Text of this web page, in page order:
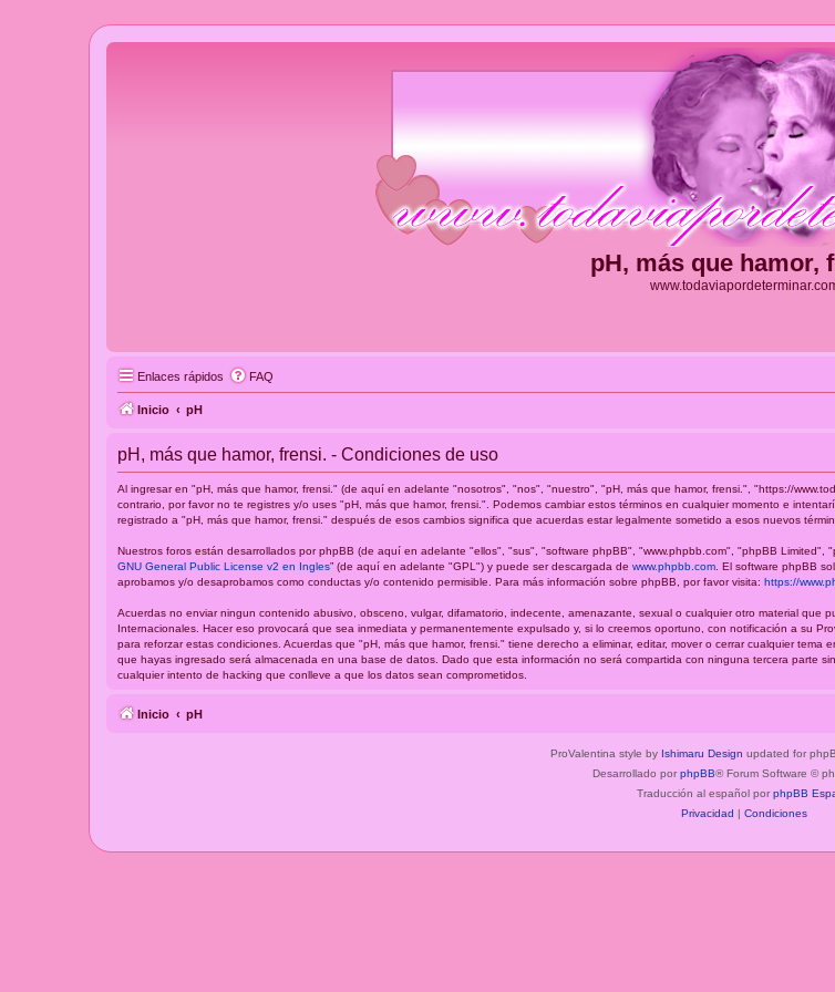
pH, más que hamor,
Enlaces rápidos FAQ
Inicio pH
pH, más que hamor, frensi. - Condiciones de uso
Al ingresar en "pH, más que hamor, frensi." (de aquí en adelante "nosotros", "nos", "nuestro", "pH, más que hamor, frensi.", "https://
contrario, por favor no te registres y/o uses "pH, más que hamor, frensi.". Podemos cambiar estos términos en cualquier momento e
registrado a "pH, más que hamor, frensi." después de esos cambios significa que acuerdas estar legalmente sometido a esos nuevos
Nuestros foros están desarrollados por phpBB (de aquí en adelante "ellos", "sus", "software phpBB", "www.phpbb.com", "phpBB Limited",
GNU General Public License v2 en Ingles” (de aquí en adelante "GPL") y puede ser descargada de www.phpbb.com . El software phpBB
aprobamos y/o desaprobamos como conductas y/o contenido permisible. Para más información sobre phpBB, por favor visita: https://
Acuerdas no enviar ningun contenido abusivo, obsceno, vulgar, difamatorio, indecente, amenazante, sexual o cualquier otro material
Internacionales. Hacer eso provocará que sea inmediata y permanentemente expulsado y, si lo creemos oportuno, con notificación a su
para reforzar estas condiciones. Acuerdas que "pH, más que hamor, frensi." tiene derecho a eliminar, editar, mover o cerrar cualquier
que hayas ingresado será almacenada en una base de datos. Dado que esta información no será compartida con ninguna tercera parte
cualquier intento de hacking que conlleve a que los datos sean comprometidos.
Inicio pH
ProValentina style by Ishimaru Design updated for
Desarrollado por phpBB® Forum Software ©
Traducción al español por phpBB
Privacidad | Condiciones